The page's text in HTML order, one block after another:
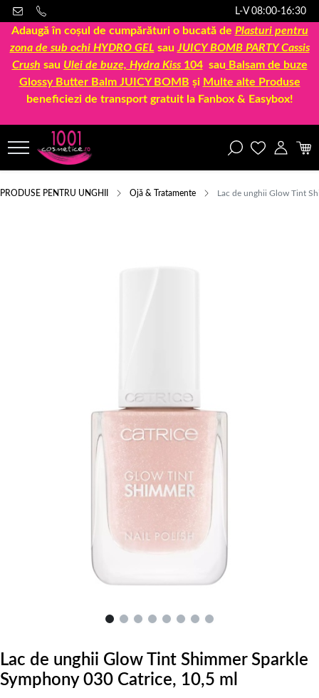
L-V 08:00-16:30
Adaugă în coșul de cumpărături o bucată de Plasturi pentru
zona de sub ochi HYDRO GEL sau JUICY BOMB PARTY Cassis
Crush sau Ulei de buze, Hydra Kiss 104sau Balsam de buze
Glossy Butter Balm JUICY BOMB și Multe alte Produse
beneficiezi de transport gratuit la Fanbox & Easybox!
PRODUSE PENTRU UNGHII Ojă & Tratamente Lac de unghii Glow Tint
Lac de unghii Glow Tint Shimmer Sparkle
Symphony 030 Catrice, 10,5 ml